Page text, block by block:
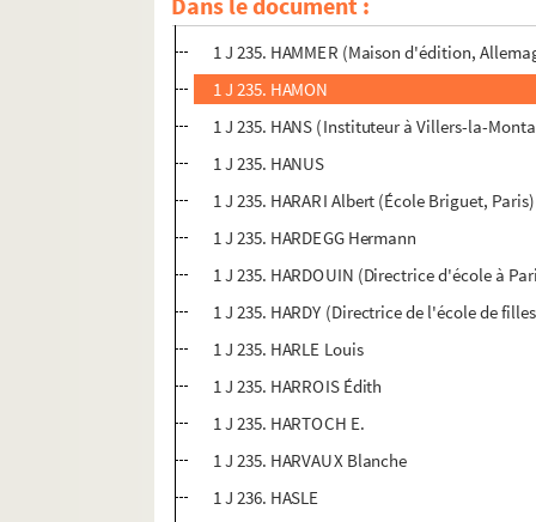
1 J 235. HAMELIN-ROUSSEAU Berthe
1 J 235. HAMMER (Maison d'édition,
1 J 235. HAMON
1 J 235. HANS (Instituteur à Villers-la-
1 J 235. HANUS
1 J 235. HARARI Albert (École Briguet, Paris)
1 J 235. HARDEGG Hermann
1 J 235. HARDOUIN (Directrice d'école à
1 J 235. HARDY (Directrice de l'école de
1 J 235. HARLE Louis
1 J 235. HARROIS Édith
1 J 235. HARTOCH E.
1 J 235. HARVAUX Blanche
1 J 236. HASLE